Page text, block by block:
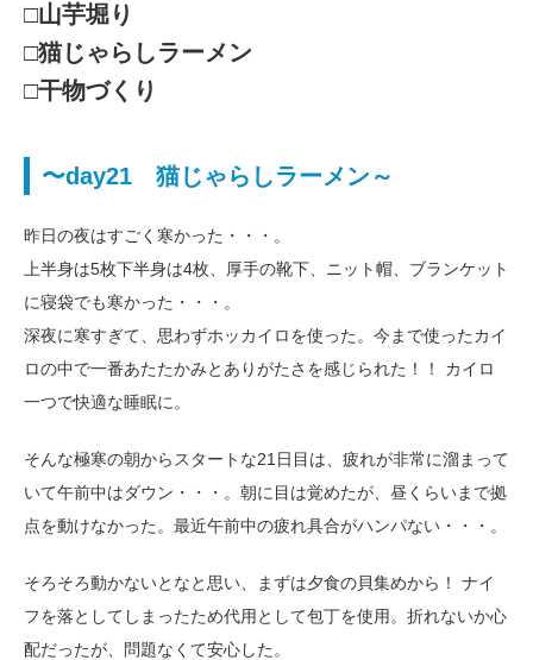
□山芋堀り
□猫じゃらしラーメン
□干物づくり
〜day21 猫じゃらしラーメン～
昨日の夜はすごく寒かった・・・。
上半身は5枚下半身は4枚、厚手の靴下、ニット帽、ブランケット
に寝袋でも寒かった・・・。
深夜に寒すぎて、思わずホッカイロを使った。今まで使ったカイ
ロの中で一番あたたかみとありがたさを感じられた！！ カイロ
一つで快適な睡眠に。
そんな極寒の朝からスタートな21日目は、疲れが非常に溜まって
いて午前中はダウン・・・。朝に目は覚めたが、昼くらいまで拠
点を動けなかった。最近午前中の疲れ具合がハンパない・・・。
そろそろ動かないとなと思い、まずは夕食の貝集めから！ ナイ
フを落としてしまったため代用として包丁を使用。折れないか心
配だったが、問題なくて安心した。